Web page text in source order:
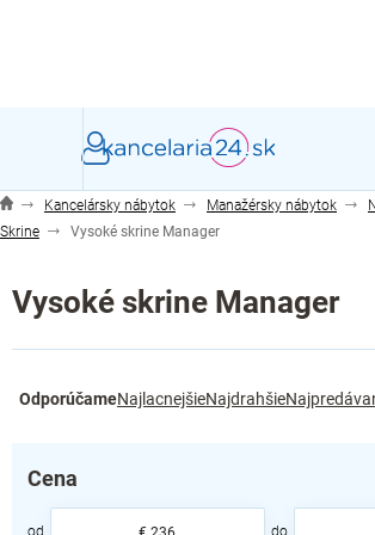
Kancelársky nábytok Manažérsky nábytok
Skrine
Vysoké skrine Manager
Vysoké skrine Manager
a
n
OdporúčameNajlacnejšieNajdrahšie
Cena